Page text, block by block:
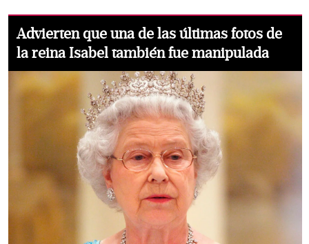
Advierten que una de las últimas fotos de
la reina Isabel también fue manipulada